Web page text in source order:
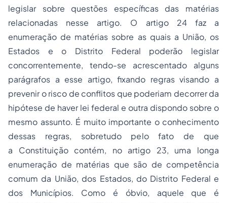
legislar sobre questões específicas das matérias
relacionadas nesse artigo. O artigo 24 faz a
enumeração de matérias sobre as quais a União, os
Estados e o Distrito Federal poderão legislar
concorrentemente, tendo-se acrescentado alguns
parágrafos a esse artigo, fixando regras visando a
prevenir o risco de conflitos que poderiam decorrer da
hipótese de haver lei federal e outra dispondo sobre o
mesmo assunto. É muito importante o conhecimento
dessas regras, sobretudo pelo fato de que
a Constituição contém, no artigo 23, uma longa
enumeração de matérias que são de competência
comum da União, dos Estados, do Distrito Federal e
dos Municípios. Como é óbvio, aquele que é